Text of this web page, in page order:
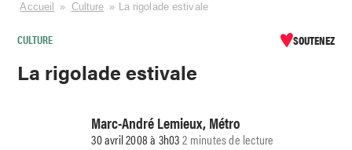
Accueil » Culture » La rigolade estivale
CULTURE SOUTENEZ
La rigolade estivale
Marc-André Lemieux, Métro
30 avril 2008 à 3h032 minutes de lecture